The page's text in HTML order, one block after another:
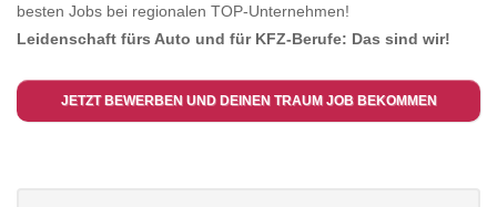
besten Jobs bei regionalen TOP-Unternehmen!
Leidenschaft fürs Auto und für KFZ-Berufe: Das sind wir!
JETZT BEWERBEN UND DEINEN TRAUM JOB BEKOMMEN